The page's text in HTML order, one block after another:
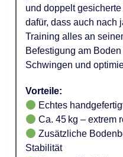
und doppelt
dafür, dass auch nach
Training alles an
Befestigung am
Schwingen und
Vorteile:
Echtes
Ca. 45 kg – extrem
Zusätzliche
Stabilität